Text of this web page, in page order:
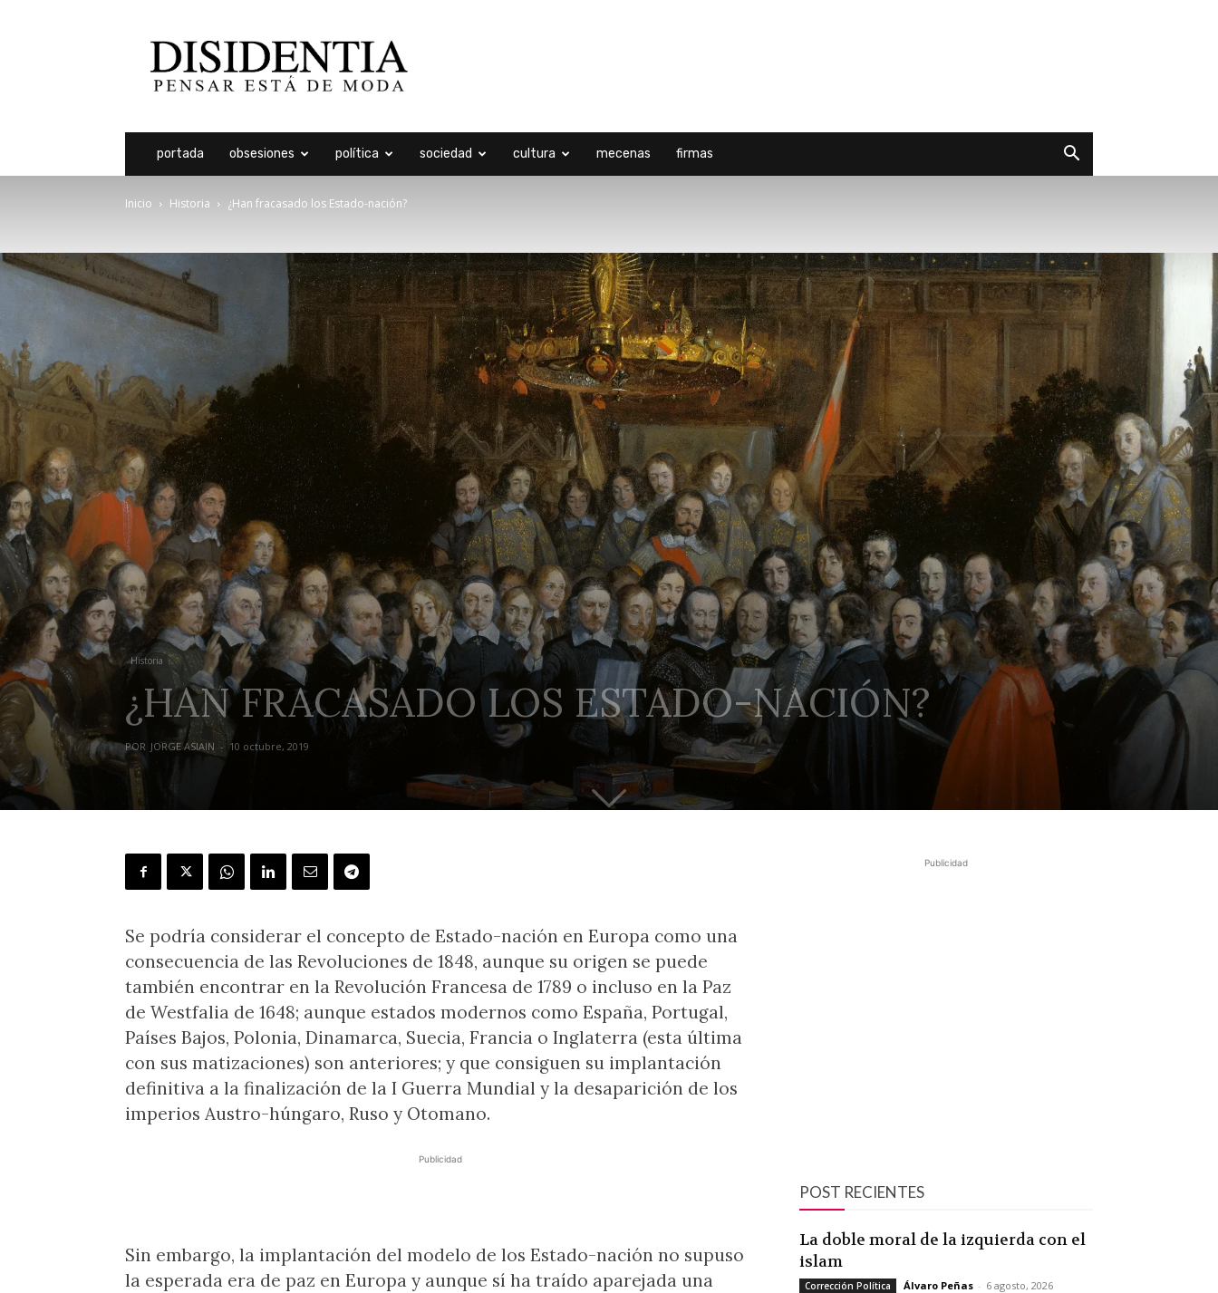
portada obsesiones política sociedad cultura mecenas firmas
Inicio Historia ¿Han fracasado los Estado-nación?
Historia
¿HAN FRACASADO LOS ESTADO-NACIÓN?
POR JORGE ASIAIN - 10 octubre, 2019
Se podría considerar el concepto de Estado-nación en Europa como una
consecuencia de las Revoluciones de 1848, aunque su origen se puede
también encontrar en la Revolución Francesa de 1789 o incluso en la Paz
de Westfalia de 1648; aunque estados modernos como España, Portugal,
Países Bajos, Polonia, Dinamarca, Suecia, Francia o Inglaterra (esta última
con sus matizaciones) son anteriores; y que consiguen su implantación
definitiva a la finalización de la I Guerra Mundial y la desaparición de los
imperios Austro-húngaro, Ruso y Otomano.
Publicidad
Sin embargo, la implantación del modelo de los Estado-nación no supuso
la esperada era de paz en Europa y aunque sí ha traído aparejada una
Publicidad
POST RECIENTES
La doble moral de la izquierda con el
islam
Corrección Política Álvaro Peñas - 6 agosto, 2026